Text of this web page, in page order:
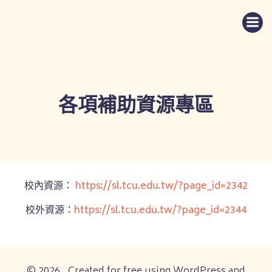
各項補助資源專區
校內資源： https://sl.tcu.edu.tw/?page_id=2342
校外資源： https://sl.tcu.edu.tw/?page_id=2344